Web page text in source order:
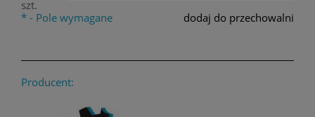
szt.
dodaj do przechowalni
* - Pole wymagane
Producent: